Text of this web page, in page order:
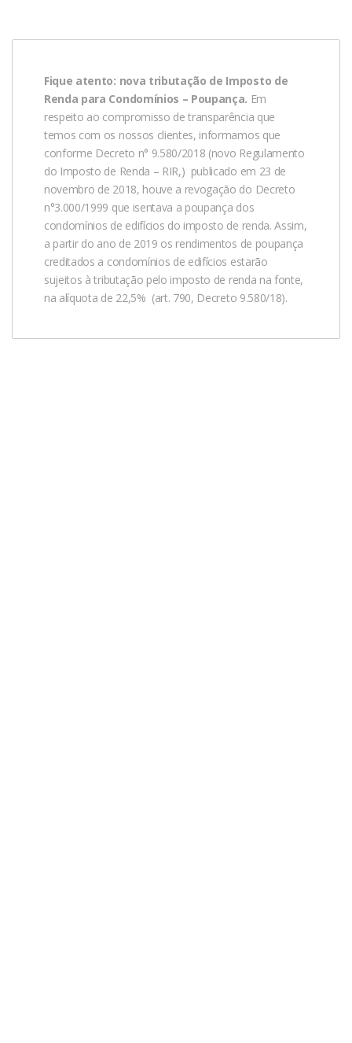
Fique atento: nova tributação de Imposto de
Renda para Condomínios – Poupança. Em
respeito ao compromisso de transparência que
temos com os nossos clientes, informamos que
conforme Decreto n° 9.580/2018 (novo Regulamento
do Imposto de Renda – RIR,) publicado em 23 de
novembro de 2018, houve a revogação do Decreto
n°3.000/1999 que isentava a poupança dos
condomínios de edifícios do imposto de renda. Assim,
a partir do ano de 2019 os rendimentos de poupança
creditados a condomínios de edifícios estarão
sujeitos à tributação pelo imposto de renda na fonte,
na alíquota de 22,5% (art. 790, Decreto 9.580/18).